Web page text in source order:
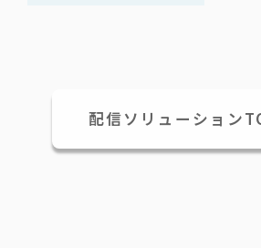
配信ソリューション